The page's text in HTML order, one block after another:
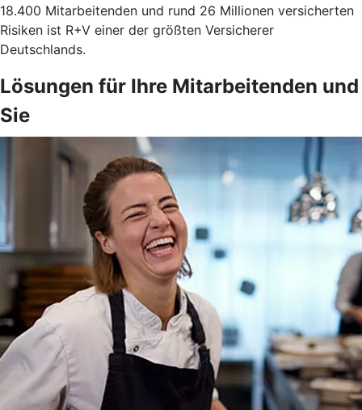
18.400 Mitarbeitenden und rund 26 Millionen versicherten
Risiken ist R+V einer der größten Versicherer
Deutschlands.
Lösungen für Ihre Mitarbeitenden und
Sie